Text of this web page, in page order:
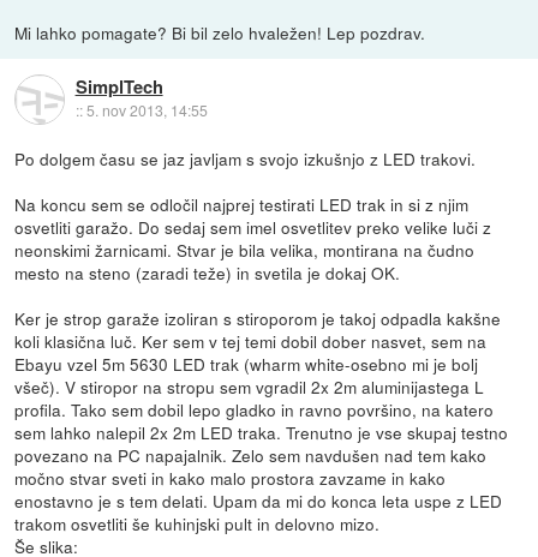
Mi lahko pomagate? Bi bil zelo hvaležen! Lep pozdrav.
SimplTech
::5. nov 2013, 14:55
Po dolgem času se jaz javljam s svojo izkušnjo z LED trakovi.
Na koncu sem se odločil najprej testirati LED trak in si z njim
osvetliti garažo. Do sedaj sem imel osvetlitev preko velike luči z
neonskimi žarnicami. Stvar je bila velika, montirana na čudno
mesto na steno (zaradi teže) in svetila je dokaj OK.
Ker je strop garaže izoliran s stiroporom je takoj odpadla kakšne
koli klasična luč. Ker sem v tej temi dobil dober nasvet, sem na
Ebayu vzel 5m 5630 LED trak (wharm white-osebno mi je bolj
všeč). V stiropor na stropu sem vgradil 2x 2m aluminijastega L
profila. Tako sem dobil lepo gladko in ravno površino, na katero
sem lahko nalepil 2x 2m LED traka. Trenutno je vse skupaj testno
povezano na PC napajalnik. Zelo sem navdušen nad tem kako
močno stvar sveti in kako malo prostora zavzame in kako
enostavno je s tem delati. Upam da mi do konca leta uspe z LED
trakom osvetliti še kuhinjski pult in delovno mizo.
Še slika: